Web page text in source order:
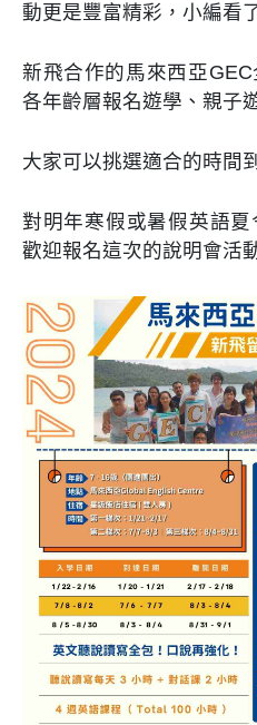
動更是豐富精彩，小編看
新飛合作的馬來西亞
各年齡層報名遊學、親子
大家可以挑選適合的時間
對明年寒假或暑假英語
歡迎報名這次的說明會活